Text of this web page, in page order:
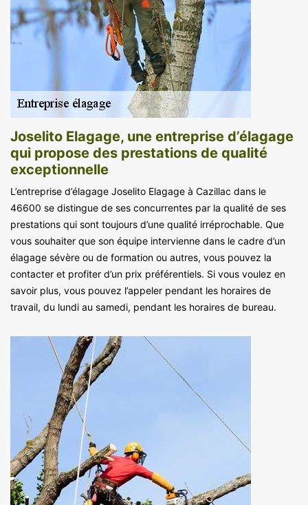
Joselito Elagage, une entreprise d’élagage
qui propose des prestations de qualité
exceptionnelle
L’entreprise d’élagage Joselito Elagage à Cazillac dans le
46600 se distingue de ses concurrentes par la qualité de ses
prestations qui sont toujours d’une qualité irréprochable. Que
vous souhaiter que son équipe intervienne dans le cadre d’un
élagage sévère ou de formation ou autres, vous pouvez la
contacter et profiter d’un prix préférentiels. Si vous voulez en
savoir plus, vous pouvez l’appeler pendant les horaires de
travail, du lundi au samedi, pendant les horaires de bureau.